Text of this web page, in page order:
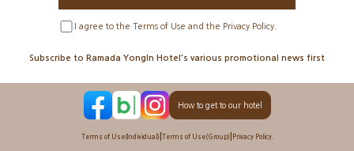
I agree to the Terms of Use and the Privacy Policy.
Subscribe to Ramada YongIn Hotel's various promotional news first
How to get to our hotel
Terms of Use(Individual) Terms of Use(Group) Privacy Policy.